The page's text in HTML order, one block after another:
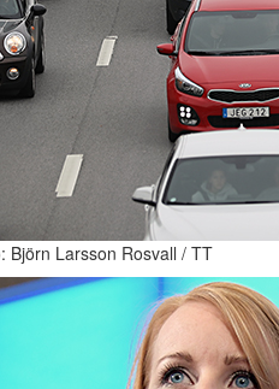
Björn Larsson Rosvall / TT